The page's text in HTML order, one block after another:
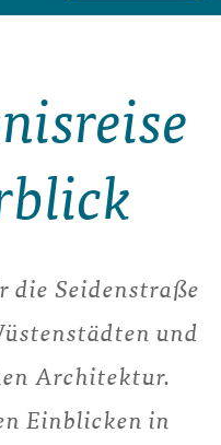
die Seidenstraße
und
Architektur.
Einblicken in